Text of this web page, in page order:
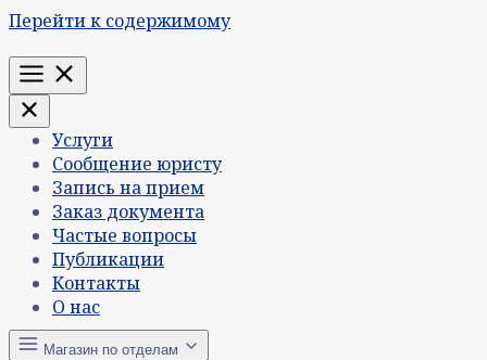
Перейти к содержимому
Меню
Услуги
Сообщение юристу
Запись на прием
Заказ документа
Частые вопросы
Публикации
Контакты
О нас
Магазин по отделам